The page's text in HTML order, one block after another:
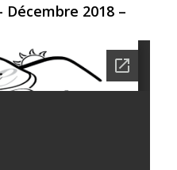
Décembre 2018 –